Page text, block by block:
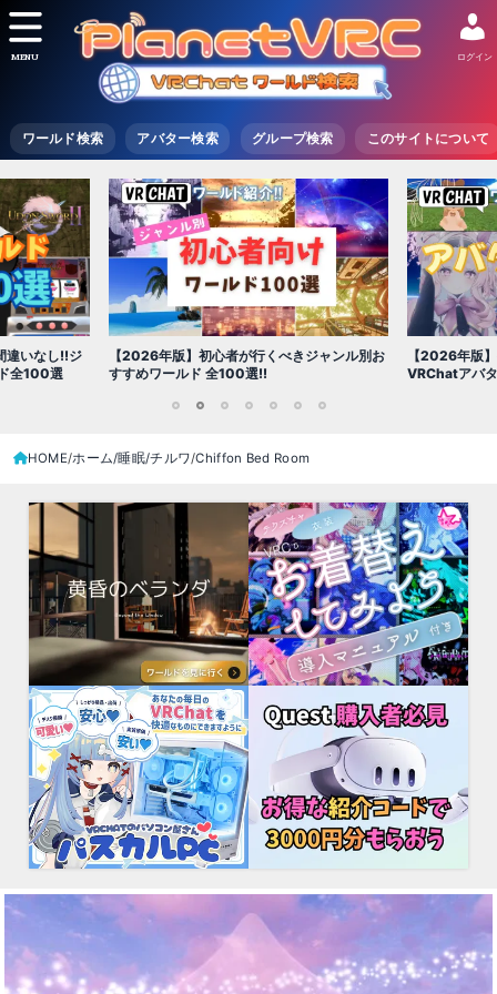
ワールド検索 アバター検索 グループ検索 このサイトについて
ログイン
MENU
ャンル別お
【2026年版】初心者必見!!無料で使える
VRChatアバター（アバターワールド紹介）
【2026年版
世界を味わえ
HOME ホーム/睡眠/チルワ Chiffon Bed Room